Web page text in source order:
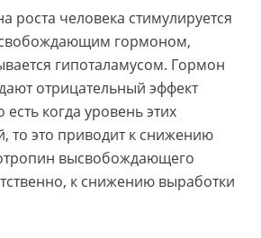
роста человека стимулируется
гормоном,
гипоталамусом. Гормон
отрицательный эффект
есть когда уровень этих
то это приводит к снижению
высвобождающего
к снижению выработки